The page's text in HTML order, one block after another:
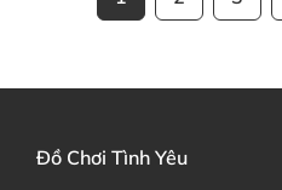
Đồ Chơi Tình Yêu